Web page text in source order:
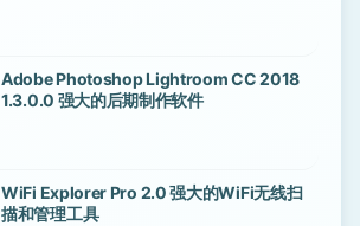
Adobe Photoshop Lightroom CC 2018
1.3.0.0 强大的后期制作软件
WiFi Explorer Pro 2.0 强大的WiFi无线扫
描和管理工具